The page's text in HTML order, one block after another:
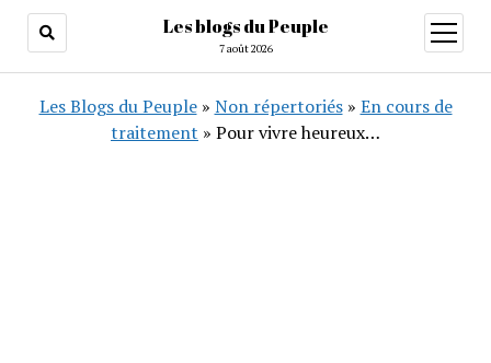
Les blogs du Peuple
7 août 2026
ouvrir
menu
Les Blogs du Peuple» Non répertoriés» En cours de
traitement » Pour vivre heureux…